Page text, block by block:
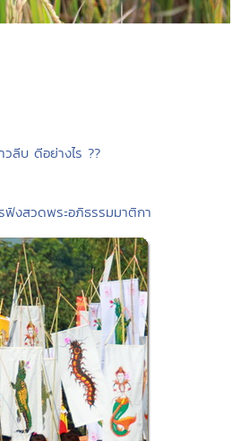
วลีบ ดีอย่างไร ??
ฟังสวดพระอภิธรรมมาติกา